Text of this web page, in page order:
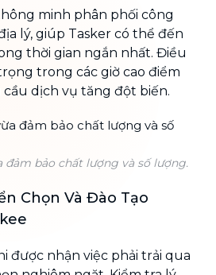
minh phân phối công
lý, giúp Tasker có thể đến
thời gian ngắn nhất. Điều
trong các giờ cao điểm
dịch vụ tăng đột biến.
đảm bảo chất lượng và số lượng.
Chọn Và Đào Tạo
được nhận việc phải trải qua